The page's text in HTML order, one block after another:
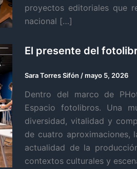
proyectos editoriales que
nacional […]
El presente del
Sara Torres Sifón /mayo 5, 2026
Dentro del marco de
Espacio fotolibros. Una
diversidad, vitalidad y
de cuatro
actualidad de la
contextos culturales y